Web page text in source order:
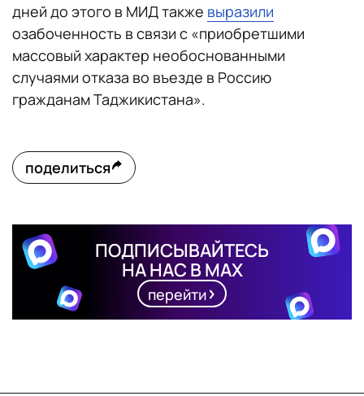
дней до этого в МИД также выразили
озабоченность в связи с «приобретшими
массовый характер необоснованными
случаями отказа во въезде в Россию
гражданам Таджикистана».
поделиться
ПОДПИСЫВАЙТЕСЬ
НА НАС В MAX
перейти